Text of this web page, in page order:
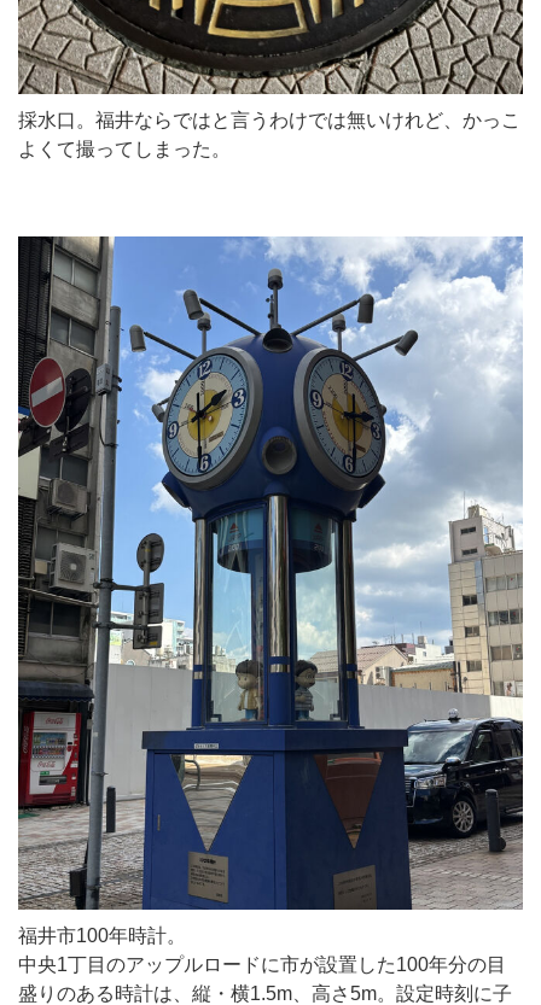
採水口。福井ならではと言うわけでは無いけれど、かっこ
よくて撮ってしまった。
福井市100年時計。
中央1丁目のアップルロードに市が設置した100年分の目
盛りのある時計は、縦・横1.5m、高さ5m。設定時刻に子